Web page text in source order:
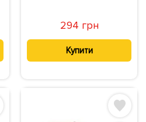
294 грн
Купити